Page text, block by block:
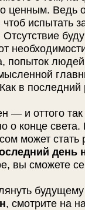
ценным. Ведь
испытать
попыток
в последний
— и оттого
о конце
может
день
вы сможете
, смотрите на